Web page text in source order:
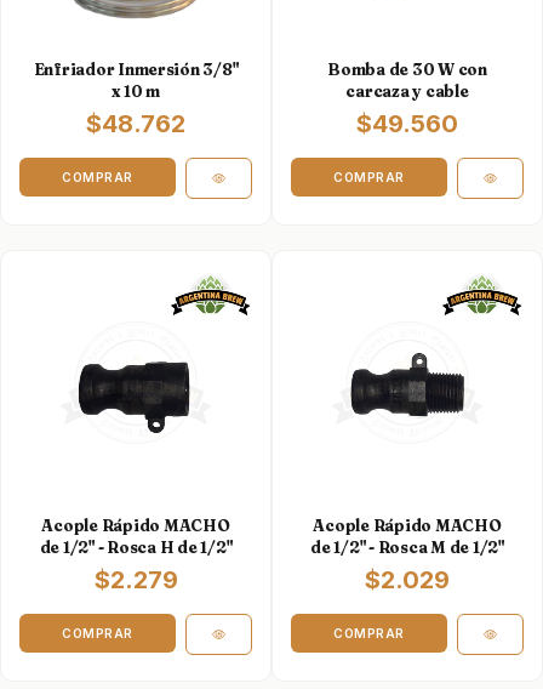
Enfriador Inmersión 3/8"
x 10 m
$48.762
Bomba de 30 W con
carcaza y cable
$49.560
Acople Rápido MACHO
de 1/2" - Rosca H de 1/2"
$2.279
Acople Rápido MACHO
de 1/2" - Rosca M de 1/2"
$2.029